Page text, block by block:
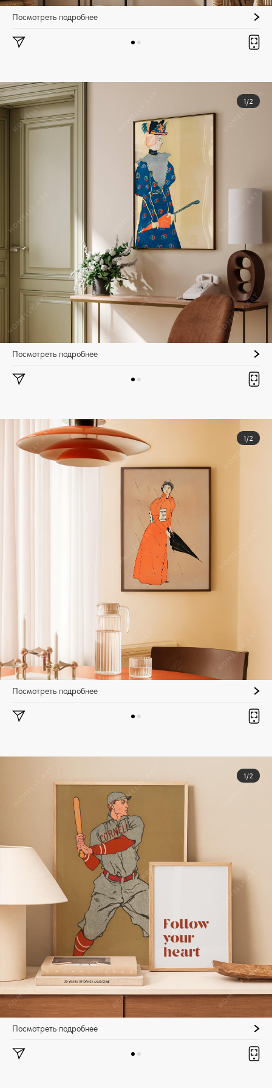
Посмотреть подробнее
1/2
Посмотреть подробнее
1/2
Посмотреть подробнее
1/2
Посмотреть подробнее